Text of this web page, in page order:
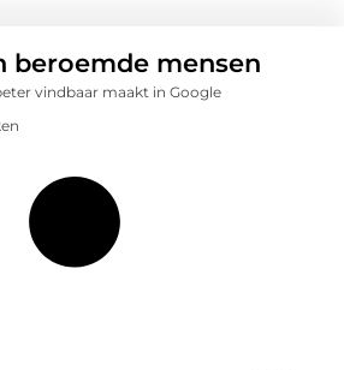
beroemde mensen
vindbaar maakt in Google